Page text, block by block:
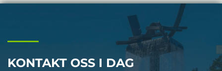
KONTAKT OSS I DAG